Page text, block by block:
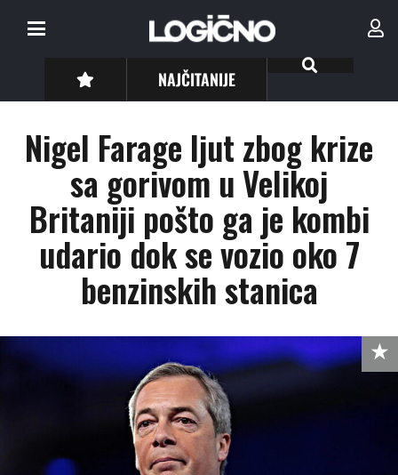
NAJČITANIJE
Nigel Farage ljut zbog krize
sa gorivom u Velikoj
Britaniji pošto ga je kombi
udario dok se vozio oko 7
benzinskih stanica